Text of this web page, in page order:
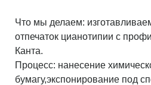
Что мы делаем:
отпечаток цианотипии с
Канта.
Процесс: нанесение
бумагу,экспонирование под